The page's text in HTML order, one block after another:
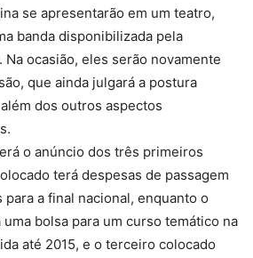
se apresentarão em um teatro,
banda disponibilizada pela
Na ocasião, eles serão novamente
que ainda julgará a postura
dos outros aspectos
o anúncio dos três primeiros
terá despesas de passagem
para a final nacional, enquanto o
bolsa para um curso temático na
até 2015, e o terceiro colocado